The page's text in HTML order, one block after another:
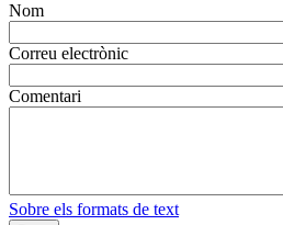
Nom
Correu electrònic
Comentari
Sobre els formats de text